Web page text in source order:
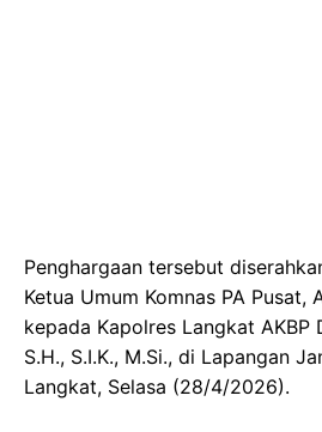
Penghargaan tersebut
Ketua Umum Komnas PA Pusat,
kepada Kapolres Langkat AKBP
S.H., S.I.K., M.Si., di Lapangan
Langkat, Selasa (28/4/2026).